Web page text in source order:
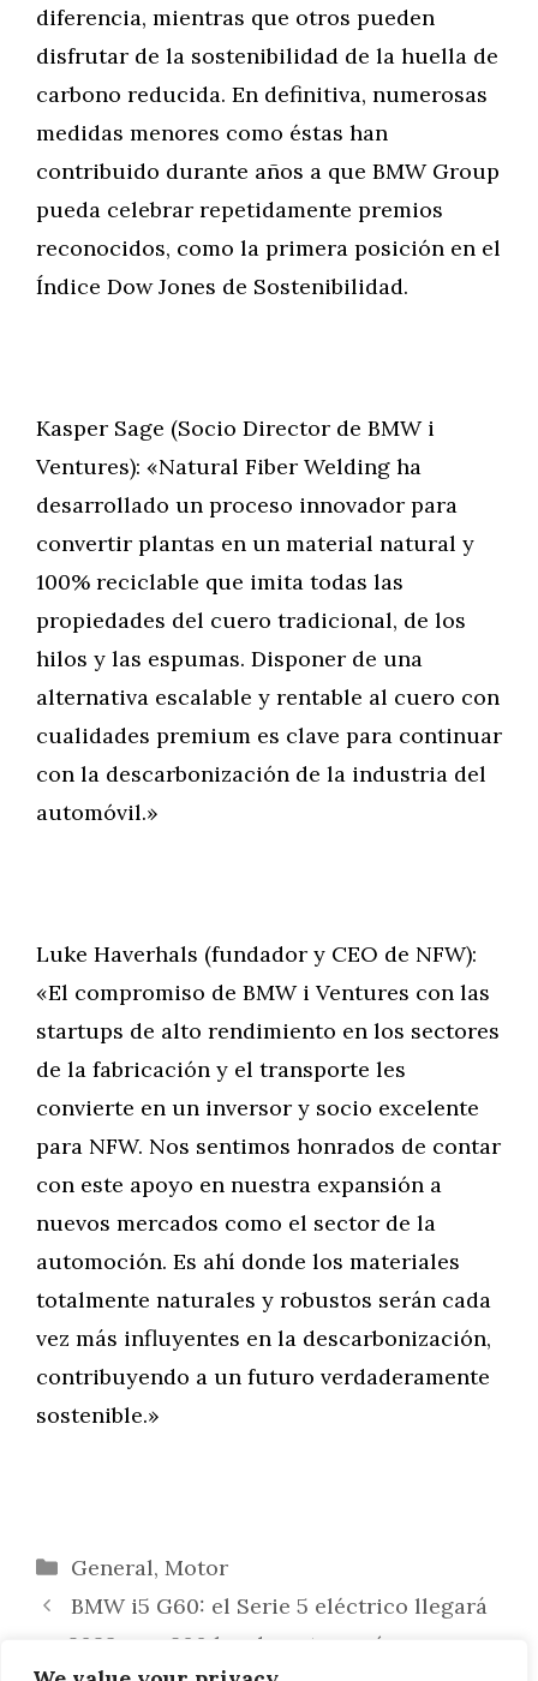
diferencia, mientras que otros pueden
disfrutar de la sostenibilidad de la huella de
carbono reducida. En definitiva, numerosas
medidas menores como éstas han
contribuido durante años a que BMW Group
pueda celebrar repetidamente premios
reconocidos, como la primera posición en el
Índice Dow Jones de Sostenibilidad.
Kasper Sage (Socio Director de BMW i
Ventures): «Natural Fiber Welding ha
desarrollado un proceso innovador para
convertir plantas en un material natural y
100% reciclable que imita todas las
propiedades del cuero tradicional, de los
hilos y las espumas. Disponer de una
alternativa escalable y rentable al cuero con
cualidades premium es clave para continuar
con la descarbonización de la industria del
automóvil.»
Luke Haverhals (fundador y CEO de NFW):
«El compromiso de BMW i Ventures con las
startups de alto rendimiento en los sectores
de la fabricación y el transporte les
convierte en un inversor y socio excelente
para NFW. Nos sentimos honrados de contar
con este apoyo en nuestra expansión a
nuevos mercados como el sector de la
automoción. Es ahí donde los materiales
totalmente naturales y robustos serán cada
vez más influyentes en la descarbonización,
contribuyendo a un futuro verdaderamente
sostenible.»
Categorías
General, Motor
BMW i5 G60: el Serie 5 eléctrico llegará
en 2023 con 600 km de autonomía